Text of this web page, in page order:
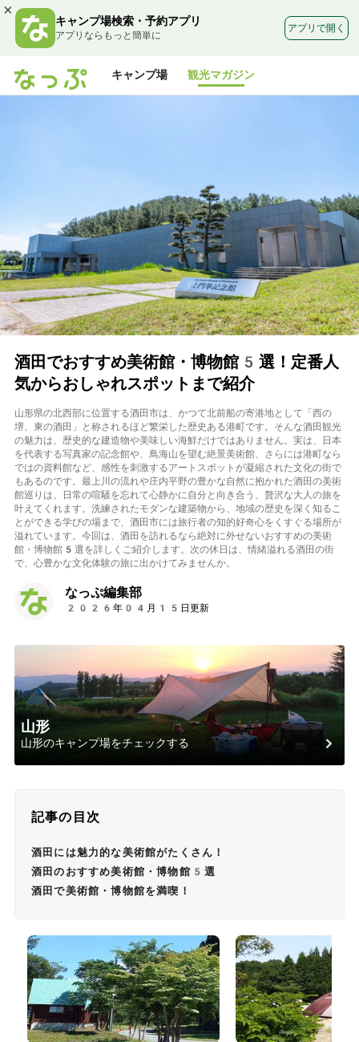
×
キャンプ場検索・予約アプリ
アプリならもっと簡単に
アプリで開く
キャンプ場 観光マガジン
酒田でおすすめ美術館・博物館5選！定番人
気からおしゃれスポットまで紹介
山形県の北西部に位置する酒田市は、かつて北前船の寄港地として「西の
堺、東の酒田」と称されるほど繁栄した歴史ある港町です。そんな酒田観光
の魅力は、歴史的な建造物や美味しい海鮮だけではありません。実は、日本
を代表する写真家の記念館や、鳥海山を望む絶景美術館、さらには港町なら
ではの資料館など、感性を刺激するアートスポットが凝縮された文化の街で
もあるのです。最上川の流れや庄内平野の豊かな自然に抱かれた酒田の美術
館巡りは、日常の喧騒を忘れて心静かに自分と向き合う、贅沢な大人の旅を
叶えてくれます。洗練されたモダンな建築物から、地域の歴史を深く知るこ
とができる学びの場まで、酒田市には旅行者の知的好奇心をくすぐる場所が
溢れています。今回は、酒田を訪れるなら絶対に外せないおすすめの美術
館・博物館5選を詳しくご紹介します。次の休日は、情緒溢れる酒田の街
で、心豊かな文化体験の旅に出かけてみませんか。
なっぷ編集部
2026年04月15日更新
山形
山形のキャンプ場をチェックする
記事の目次
酒田には魅力的な美術館がたくさん！
酒田のおすすめ美術館・博物館5選
酒田で美術館・博物館を満喫！